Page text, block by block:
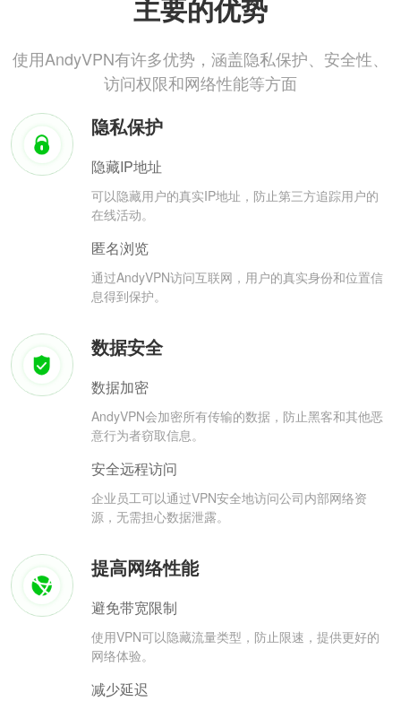
主要的优势
使用AndyVPN有许多优势，涵盖隐私保护、安全性、
访问权限和网络性能等方面
隐私保护
隐藏IP地址
可以隐藏用户的真实IP地址，防止第三方追踪用户的
在线活动。
匿名浏览
通过AndyVPN访问互联网，用户的真实身份和位置信
息得到保护。
数据安全
数据加密
AndyVPN会加密所有传输的数据，防止黑客和其他恶
意行为者窃取信息。
安全远程访问
企业员工可以通过VPN安全地访问公司内部网络资
源，无需担心数据泄露。
提高网络性能
避免带宽限制
使用VPN可以隐藏流量类型，防止限速，提供更好的
网络体验。
减少延迟